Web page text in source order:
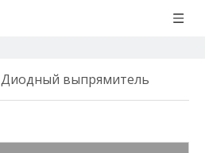
Диодный выпрямитель